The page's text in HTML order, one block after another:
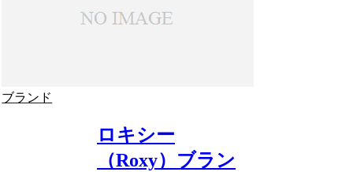
ブランド
ロキシー
（Roxy）ブラン